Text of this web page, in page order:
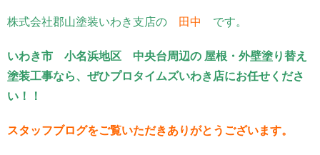
株式会社郡山塗装いわき支店の 田中 です。
いわき市 小名浜地区 中央台周辺の 屋根・外壁塗り替え
塗装工事なら、ぜひプロタイムズいわき店にお任せくださ
い！！
スタッフブログをご覧いただきありがとうございます。